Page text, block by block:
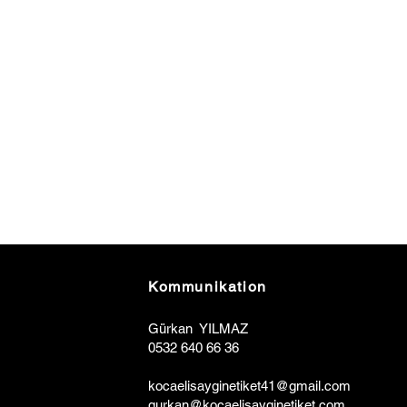
Kommunikation
Gürkan YILMAZ
0532 640 66 36
kocaelisayginetiket41@gmail.com